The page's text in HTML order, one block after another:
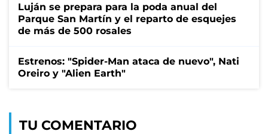
Luján se prepara para la poda anual del
Parque San Martín y el reparto de esquejes
de más de 500 rosales
Estrenos: "Spider-Man ataca de nuevo", Nati
Oreiro y "Alien Earth"
TU COMENTARIO